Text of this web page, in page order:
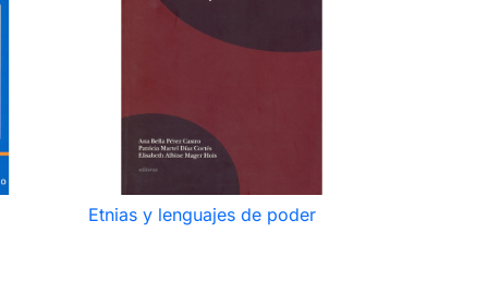
 Vista rápida
Etnias y lenguajes de poder